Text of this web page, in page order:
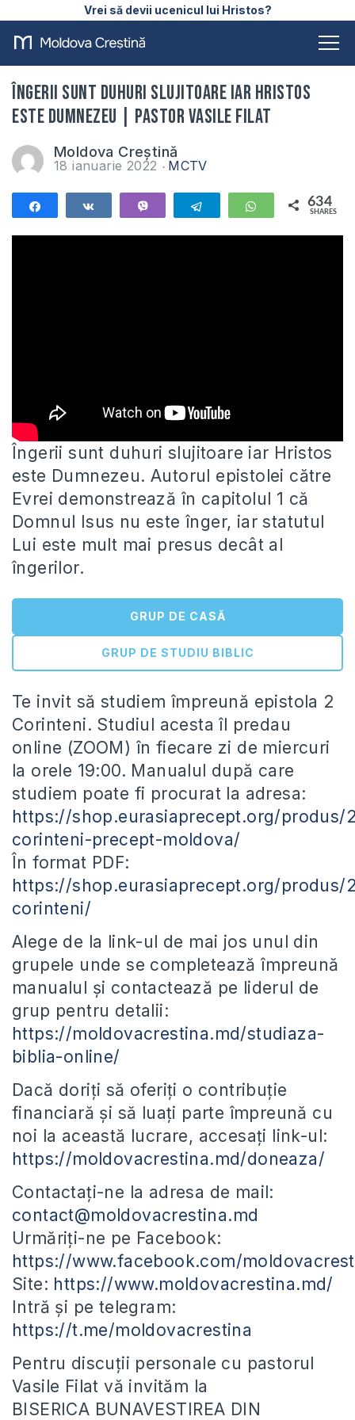
Vrei să devii ucenicul lui Hristos?
Îngerii sunt duhuri slujitoare iar Hristos
este Dumnezeu | Pastor Vasile Filat
Moldova Creștină
18 ianuarie 2022 MCTV
Telegram WhatsApp
634
SHARES
Îngerii sunt duhuri slujitoare iar Hristos
este Dumnezeu. Autorul epistolei către
Evrei demonstrează în capitolul 1 că
Domnul Isus nu este înger, iar statutul
Lui este mult mai presus decât al
îngerilor.
GRUP DE CASĂ
GRUP DE STUDIU BIBLIC
Te invit să studiem împreună epistola 2
Corinteni. Studiul acesta îl predau
online (ZOOM) în fiecare zi de miercuri
la orele 19:00. Manualul după care
studiem poate fi procurat la adresa:
https://shop.eurasiaprecept.org/produs/
corinteni-precept-moldova/
În format PDF:
https://shop.eurasiaprecept.org/produs/
corinteni/
Alege de la link-ul de mai jos unul din
grupele unde se completează împreună
manualul și contactează pe liderul de
grup pentru detalii:
https://moldovacrestina.md/studiaza-
biblia-online/
Dacă doriți să oferiți o contribuție
financiară și să luați parte împreună cu
noi la această lucrare, accesați link-ul:
https://moldovacrestina.md/doneaza/
Contactați-ne la adresa de mail:
contact@moldovacrestina.md
Urmăriți-ne pe Facebook:
https://www.facebook.com/
Site: https://www.moldovacrestina.md/
Intră și pe telegram:
https://t.me/moldovacrestina
Pentru discuții personale cu pastorul
Vasile Filat vă invităm la
BISERICA BUNAVESTIREA DIN